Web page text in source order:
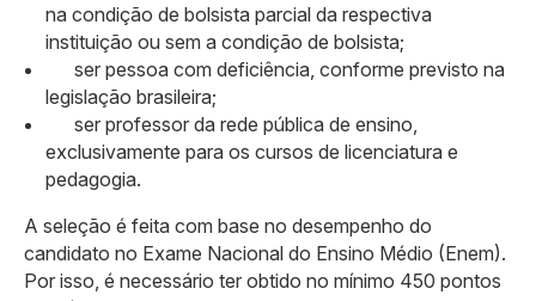
na condição de bolsista parcial da respectiva
instituição ou sem a condição de bolsista;
ser pessoa com deficiência, conforme previsto na
legislação brasileira;
ser professor da rede pública de ensino,
exclusivamente para os cursos de licenciatura e
pedagogia.
A seleção é feita com base no desempenho do
candidato no Exame Nacional do Ensino Médio (Enem).
Por isso, é necessário ter obtido no mínimo 450 pontos